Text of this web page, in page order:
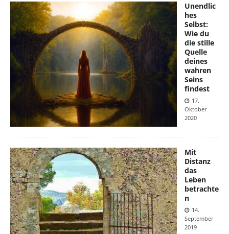
Unendlic
hes
Selbst:
Wie du
die stille
Quelle
deines
wahren
Seins
findest
17.
Oktober
2020
Mit
Distanz
das
Leben
betrachte
n
14.
September
2019